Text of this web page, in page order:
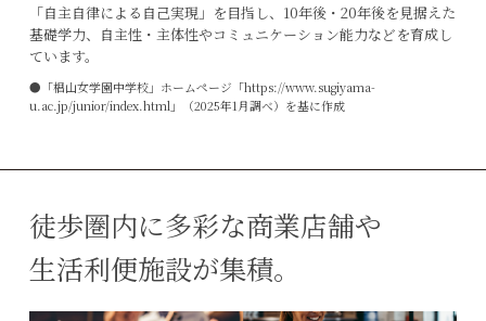
「自主自律による自己実現」を目指し、10年後・20年後を見据えた
基礎学力、自主性・主体性やコミュニケーション能力などを育成し
ています。
●「椙山女学園中学校」ホームページ「https://www.sugiyama-
u.ac.jp/junior/index.html」（2025年1月調べ）を基に作成
徒歩圏内に多彩な商業店舗や
生活利便施設が集積。